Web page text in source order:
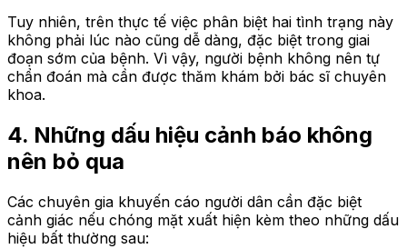
Tuy nhiên, trên thực tế việc phân biệt hai tình trạng này
không phải lúc nào cũng dễ dàng, đặc biệt trong giai
đoạn sớm của bệnh. Vì vậy, người bệnh không nên tự
chẩn đoán mà cần được thăm khám bởi bác sĩ chuyên
khoa.
4. Những dấu hiệu cảnh báo không
nên bỏ qua
Các chuyên gia khuyến cáo người dân cần đặc biệt
cảnh giác nếu chóng mặt xuất hiện kèm theo những dấu
hiệu bất thường sau: